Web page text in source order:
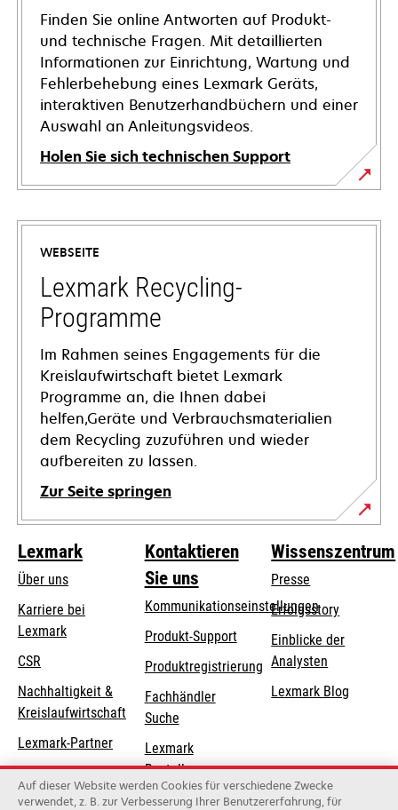
Finden Sie online Antworten auf Produkt-
und technische Fragen. Mit detaillierten
Informationen zur Einrichtung, Wartung und
Fehlerbehebung eines Lexmark Geräts,
interaktiven Benutzerhandbüchern und einer
Auswahl an Anleitungsvideos.
Holen Sie sich technischen Support
wird
in
neuen
Registerkarte
geöffnet
WEBSEITE
Lexmark Recycling-
Programme
Im Rahmen seines Engagements für die
Kreislaufwirtschaft bietet Lexmark
Programme an, die Ihnen dabei
helfen,Geräte und Verbrauchsmaterialien
dem Recycling zuzuführen und wieder
aufbereiten zu lassen.
Zur Seite springen
Lexmark
Über uns
Karriere bei
Lexmark
CSR
Nachhaltigkeit &
Kreislaufwirtschaft
Lexmark-Partner
Kontaktieren
Sie uns
Kommunikationseinstellungen
wird
in
einer
neuen
Registerkarte
geöffnet
Produkt-Supportwird
einer
neuen
Produktregistrierung
Fachhändler
Suche
Lexmark
Bestellungen
Lexmark
Wissenszentrum
Presse
Erfolgsstory
Einblicke der
Analysten
Lexmark Blog
Auf dieser Website werden Cookies für verschiedene Zwecke
verwendet, z. B. zur Verbesserung Ihrer Benutzererfahrung, für